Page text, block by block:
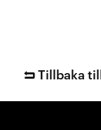
Tillbaka